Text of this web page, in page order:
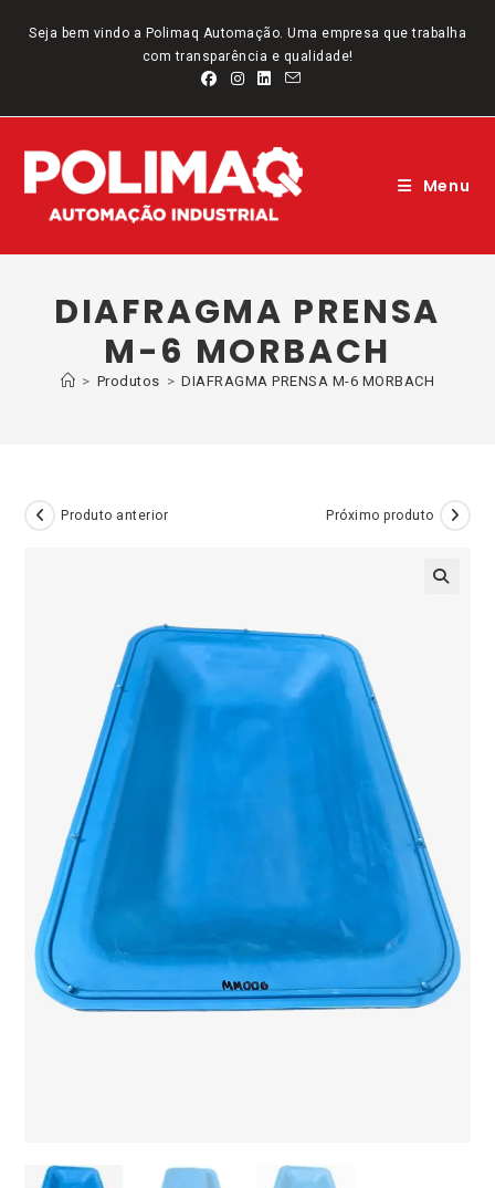
paraSeja bem vindo a Polimaq Automação. Uma empresa que trabalha
com transparência e qualidade!
Menu
DIAFRAGMA PRENSA
M-6 MORBACH
> Produtos > DIAFRAGMA PRENSA M-6 MORBACH
Produto anterior Próximo produto